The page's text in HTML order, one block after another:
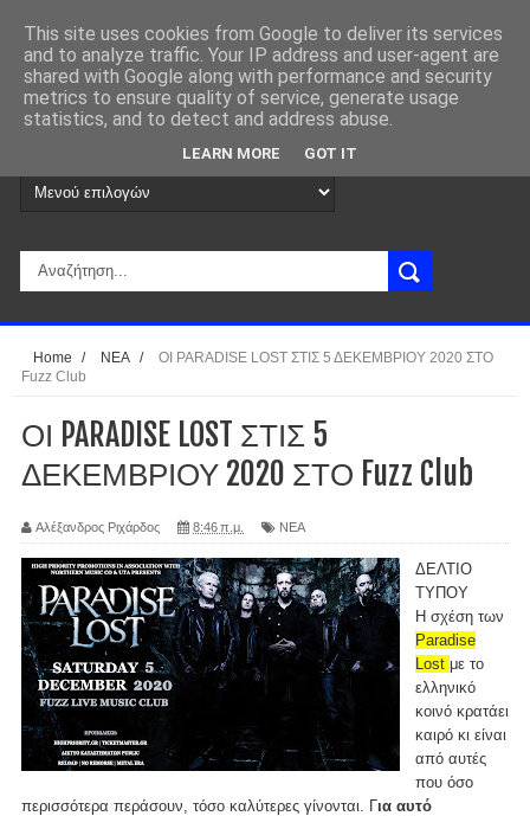
Home / ΝΕΑ /
ΟΙ PARADISE LOST ΣΤΙΣ 5 ΔΕΚΕΜΒΡΙΟΥ 2020 ΣΤΟ
Fuzz Club
ΟΙ PARADISE LOST ΣΤΙΣ 5
ΔΕΚΕΜΒΡΙΟΥ 2020 ΣΤΟ Fuzz Club
Αλέξανδρος Ριχάρδος 8:46 π.μ. ΝΕΑ
ΔΕΛΤΙΟ
ΤΥΠΟΥ
Η σχέση των
Paradise
Lost με το
ελληνικό
κοινό κρατάει
καιρό κι είναι
από αυτές
που όσο
περισσότερα περάσουν, τόσο καλύτερες γίνονται. Για αυτό
This site uses cookies from Google to deliver its services
and to analyze traffic. Your IP address and user-agent are
shared with Google along with performance and security
metrics to ensure quality of service, generate usage
statistics, and to detect and address abuse.
LEARN MORE GOT IT